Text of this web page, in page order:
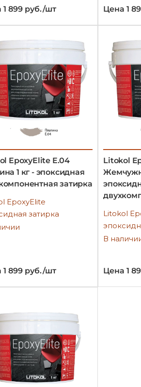
1 899 руб./шт Цена 1
EpoxyElite E.04
1 кг - эпоксидная
затирка
EpoxyElite
затирка
1 899 руб./шт
Litokol
Litokol
В
Цена 1